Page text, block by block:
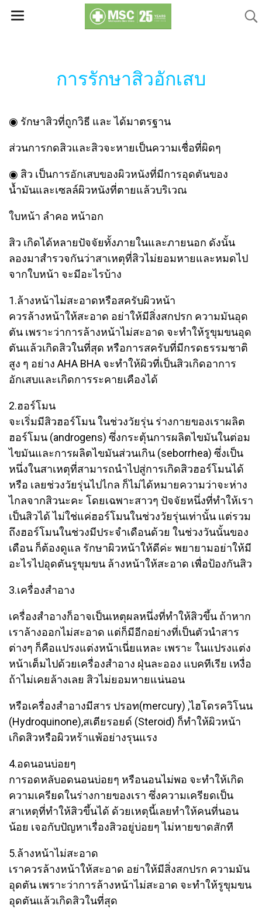
การรักษาสิวอักเสบ
◉ รักษาสิวที่ถูกวิธี และ ได้มาตรฐาน
ส่วนการกดสิวและสิวจะหายเป็นความเชื่อที่ผิดๆ
◉ สิว เป็นการอักเสบของผิวหนังที่มีการอุดตันของ
น้ำมันและเซลล์ผิวหนังที่ตายแล้วบริเวณ
ใบหน้า ลำคอ หน้าอก
สิว เกิดได้หลายปัจจัยทั้งภายในและภายนอก ดังนั้น
ลองมาสำรวจกันว่าสาเหตุที่สิวไม่ยอมหายและหมดไป
จากใบหน้า จะมีอะไรบ้าง
1.ล้างหน้าไม่สะอาดหรือสครับผิวหน้า
ควรล้างหน้าให้สะอาด อย่าให้มีสิ่งสกปรก ความมันอุด
ตัน เพราะว่าการล้างหน้าไม่สะอาด จะทำให้รูขุมขนอุด
ตันแล้วเกิดสิวในที่สุด หรือการสครับที่มีกรดธรรมชาติ
สูง ๆ อย่าง AHA BHA จะทำให้ผิวที่เป็นสิวเกิดอาการ
อักเสบและเกิดการระคายเคืองได้
2.ฮอร์โมน
จะเริ่มมีสิวฮอร์โมน ในช่วงวัยรุ่น ร่างกายของเราผลิต
ฮอร์โมน (androgens) ซึ่งกระตุ้นการผลิตไขมันในต่อม
ไขมันและการผลิตไขมันส่วนเกิน (seborrhea) ซึ่งเป็น
หนึ่งในสาเหตุที่สามารถนำไปสู่การเกิดสิวฮอร์โมนได้
หรือ เลยช่วงวัยรุ่นไปไกล ก็ไม่ได้หมายความว่าจะห่าง
ไกลจากสิวนะคะ โดยเฉพาะสาวๆ ปัจจัยหนึ่งที่ทำให้เรา
เป็นสิวได้ ไม่ใช่แค่ฮอร์โมนในช่วงวัยรุ่นเท่านั้น แต่รวม
ถึงฮอร์โมนในช่วงมีประจำเดือนด้วย ในช่วงวันนั้นของ
เดือน ก็ต้องดูแล รักษาผิวหน้าให้ดีค่ะ พยายามอย่าให้มี
อะไรไปอุดตันรูขุมขน ล้างหน้าให้สะอาด เพื่อป้องกันสิว
3.เครื่องสำอาง
เครื่องสำอางก็อาจเป็นเหตุผลหนึ่งที่ทำให้สิวขึ้น ถ้าหาก
เราล้างออกไม่สะอาด แต่ก็มีอีกอย่างที่เป็นตัวนำสาร
ต่างๆ ก็คือแปรงแต่งหน้าเนี่ยแหละ เพราะ ในแปรงแต่ง
หน้าเต็มไปด้วยเครื่องสำอาง ฝุ่นละออง แบคทีเรีย เหงื่อ
ถ้าไม่เคยล้างเลย สิวไม่ยอมหายแน่นอน
หรือเครื่องสำอางมีสาร ปรอท(mercury) ,ไฮโดรควิโนน
(Hydroquinone),สเตียรอยด์ (Steroid) ก็ทำให้ผิวหน้า
เกิดสิวหรือผิวหร้าแพ้อย่างรุนแรง
4.อดนอนบ่อยๆ
การอดหลับอดนอนบ่อยๆ หรือนอนไม่พอ จะทำให้เกิด
ความเครียดในร่างกายของเรา ซึ่งความเครียดเป็น
สาเหตุที่ทำให้สิวขึ้นได้ ด้วยเหตุนี้เลยทำให้คนที่นอน
น้อย เจอกับปัญหาเรื่องสิวอยู่บ่อยๆ ไม่หายขาดสักที
5.ล้างหน้าไม่สะอาด
เราควรล้างหน้าให้สะอาด อย่าให้มีสิ่งสกปรก ความมัน
อุดตัน เพราะว่าการล้างหน้าไม่สะอาด จะทำให้รูขุมขน
อุดตันแล้วเกิดสิวในที่สุด